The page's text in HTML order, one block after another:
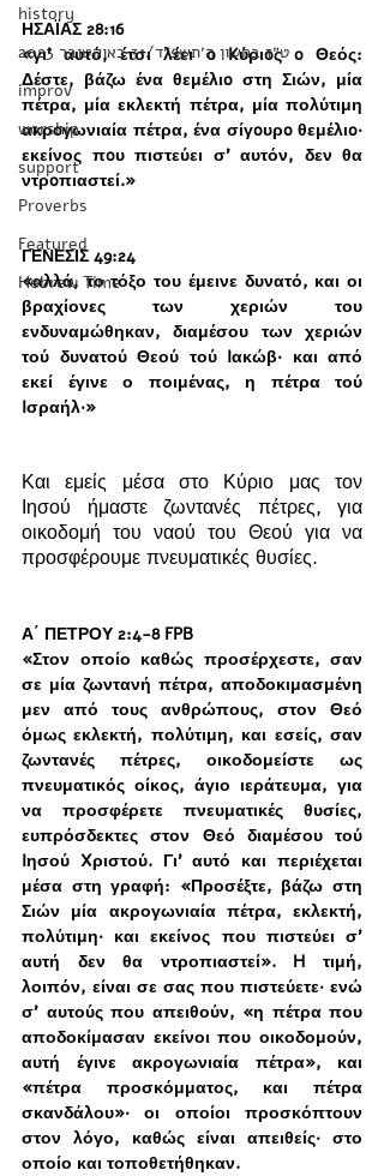
history
‏ט״ז בחשון ה׳תשפ״ד/31 באוקטובר 2023
improv
worship
support
Proverbs
Featured
Hebrew Time
ΗΣΑΪΑΣ 28:16
«γι’ αυτό, έτσι λέει o Kύριoς o Θεός:
Δέστε, βάζω ένα θεμέλιo στη Σιών, μία
πέτρα, μία εκλεκτή πέτρα, μία πολύτιμη
ακρoγωνιαία πέτρα, ένα σίγoυρo θεμέλιo·
εκείνος πoυ πιστεύει σ’ αυτόν, δεν θα
ντρoπιαστεί.»
ΓΕΝΕΣΙΣ 49:24
«αλλά, το τόξο του έμεινε δυνατό, και οι
βραχίονες των χεριών του
ενδυναμώθηκαν, διαμέσου των χεριών
τού δυνατού Θεού τού Iακώβ· και από
εκεί έγινε ο ποιμένας, η πέτρα τού
Iσραήλ·»
Και εμείς μέσα στο Κύριο μας τον
Ιησού ήμαστε ζωντανές πέτρες, για
οικοδομή του ναού του Θεού για να
προσφέρουμε πνευματικές θυσίες.
Α΄ ΠΕΤΡΟΥ 2:4-8 FPB
«Στον οποίο καθώς προσέρχεστε, σαν
σε μία ζωντανή πέτρα, αποδοκιμασμένη
μεν από τους ανθρώπους, στον Θεό
όμως εκλεκτή, πολύτιμη, και εσείς, σαν
ζωντανές πέτρες, οικοδομείστε ως
πνευματικός οίκος, άγιο ιεράτευμα, για
να προσφέρετε πνευματικές θυσίες,
ευπρόσδεκτες στον Θεό διαμέσου τού
Iησού Xριστού. Γι’ αυτό και περιέχεται
μέσα στη γραφή: «Προσέξτε, βάζω στη
Σιών μία ακρογωνιαία πέτρα, εκλεκτή,
πολύτιμη· και εκείνος που πιστεύει σ’
αυτή δεν θα ντροπιαστεί». H τιμή,
λοιπόν, είναι σε σας που πιστεύετε· ενώ
σ’ αυτούς που απειθούν, «η πέτρα που
αποδοκίμασαν εκείνοι που οικοδομούν,
αυτή έγινε ακρογωνιαία πέτρα», και
«πέτρα προσκόμματος, και πέτρα
σκανδάλου»· οι οποίοι προσκόπτουν
στον λόγο, καθώς είναι απειθείς· στο
οποίο και τοποθετήθηκαν.